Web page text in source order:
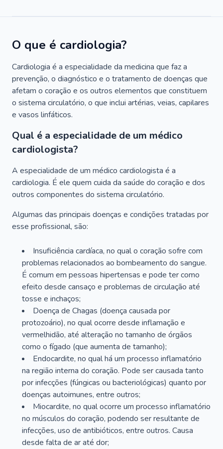
O que é cardiologia?
Cardiologia é a especialidade da medicina que faz a
prevenção, o diagnóstico e o tratamento de doenças que
afetam o coração e os outros elementos que constituem
o sistema circulatório, o que inclui artérias, veias, capilares
e vasos linfáticos.
Qual é a especialidade de um médico
cardiologista?
A especialidade de um médico cardiologista é a
cardiologia. É ele quem cuida da saúde do coração e dos
outros componentes do sistema circulatório.
Algumas das principais doenças e condições tratadas por
esse profissional, são:
Insuficiência cardíaca, no qual o coração sofre com
problemas relacionados ao bombeamento do sangue.
É comum em pessoas hipertensas e pode ter como
efeito desde cansaço e problemas de circulação até
tosse e inchaços;
Doença de Chagas (doença causada por
protozoário), no qual ocorre desde inflamação e
vermelhidão, até alteração no tamanho de órgãos
como o fígado (que aumenta de tamanho);
Endocardite, no qual há um processo inflamatório
na região interna do coração. Pode ser causada tanto
por infecções (fúngicas ou bacteriológicas) quanto por
doenças autoimunes, entre outros;
Miocardite, no qual ocorre um processo inflamatório
no músculos do coração, podendo ser resultante de
infecções, uso de antibióticos, entre outros. Causa
desde falta de ar até dor;